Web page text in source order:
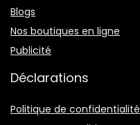
Blogs
Nos boutiques en ligne
Publicité
Déclarations
Politique de confidentialité